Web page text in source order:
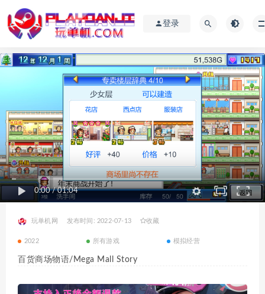
登录
0:00/01:04
玩单机网 发布时间: 2022-07-13 收藏
2022 所有游戏 模拟经营
百货商场物语/Mega Mall Story